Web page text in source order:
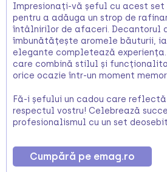
Impresionați-vă șeful cu acest
pentru a adăuga un strop de
întâlnirilor de afaceri. Decantorul
îmbunătățește aromele băuturii,
elegante completează
care combină stilul și
orice ocazie într-un moment
Fă-i șefului un cadou care
respectul vostru! Celebrează
profesionalismul cu un set
Cumpără pe emag.ro